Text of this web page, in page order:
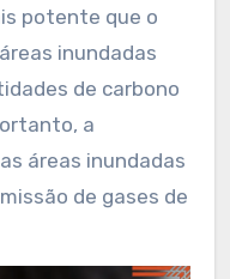
potente que o
inundadas
de carbono
a
áreas inundadas
de gases de